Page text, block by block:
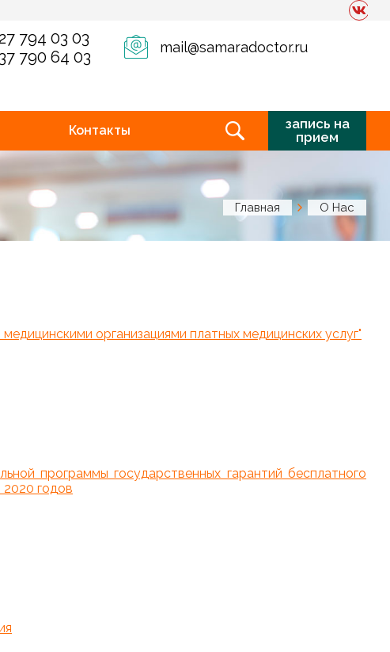
794 03 03
790 64 03
mail@samaradoctor.ru
Контакты
запись на
прием
Главная О Нас
организациями платных медицинских услуг"
программы государственных гарантий бесплатного
годов